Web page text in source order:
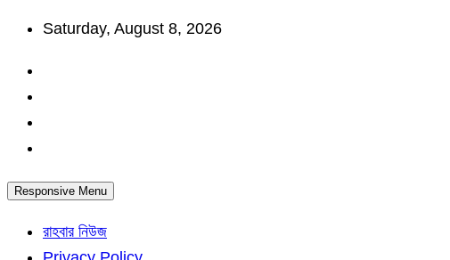
Skip
content
Saturday, August 8, 2026
Responsive Menu
রাহবার নিউজ